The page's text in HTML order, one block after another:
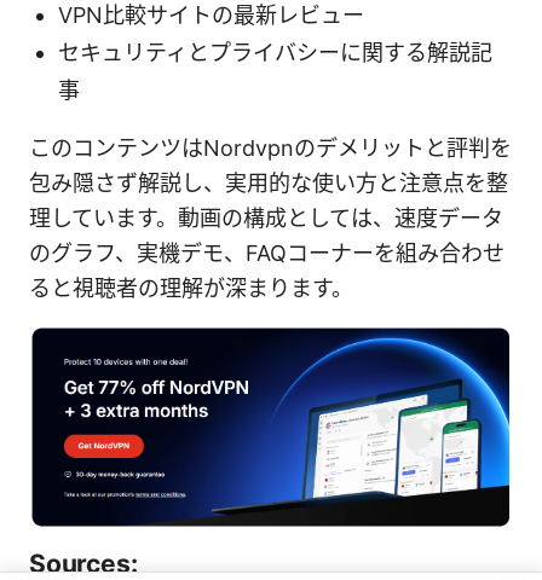
VPN比較サイトの最新レビュー
セキュリティとプライバシーに関する解説記
事
このコンテンツはNordvpnのデメリットと評判を
包み隠さず解説し、実用的な使い方と注意点を整
理しています。動画の構成としては、速度データ
のグラフ、実機デモ、FAQコーナーを組み合わせ
ると視聴者の理解が深まります。
Sources: